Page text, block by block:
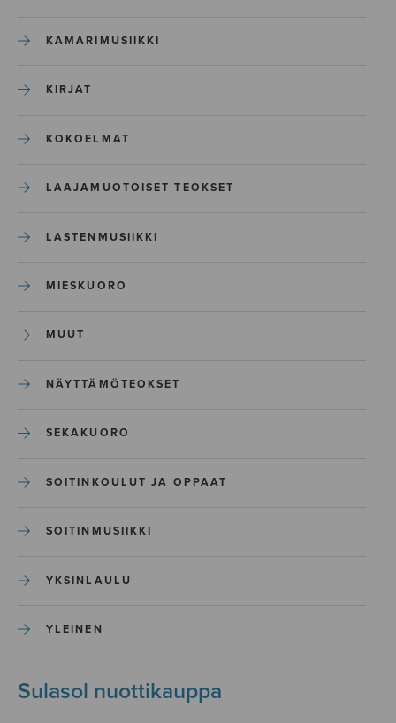
KAMARIMUSIIKKI
KIRJAT
KOKOELMAT
LAAJAMUOTOISET TEOKSET
LASTENMUSIIKKI
MIESKUORO
MUUT
NÄYTTÄMÖTEOKSET
SEKAKUORO
SOITINKOULUT JA OPPAAT
SOITINMUSIIKKI
YKSINLAULU
YLEINEN
Sulasol nuottikauppa